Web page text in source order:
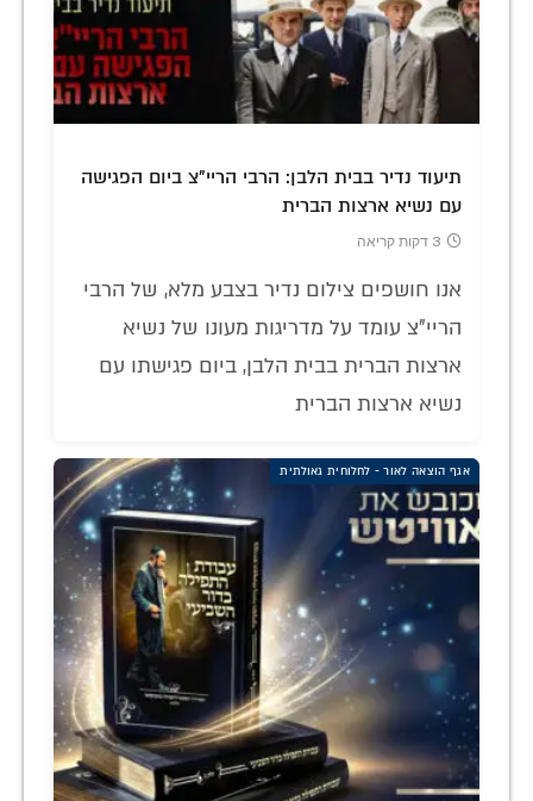
תיעוד נדיר בבית הלבן: הרבי הריי"צ ביום הפגישה
עם נשיא ארצות הברית
3 דקות קריאה
אנו חושפים צילום נדיר בצבע מלא, של הרבי
הריי"צ עומד על מדריגות מעונו של נשיא
ארצות הברית בבית הלבן, ביום פגישתו עם
נשיא ארצות הברית
אגף הוצאה לאור - לחלוחית גאולתית